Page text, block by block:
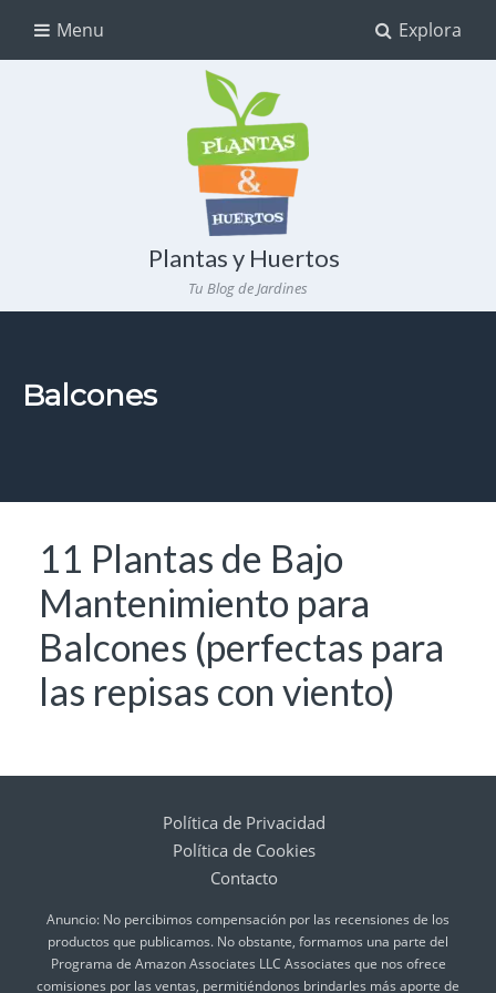
Explora
Menu
Plantas y Huertos
Tu Blog de Jardines
Balcones
11 Plantas de Bajo
Mantenimiento para
Balcones (perfectas para
las repisas con viento)
Política de Privacidad
Política de Cookies
Contacto
Anuncio: No percibimos compensación por las recensiones de los
productos que publicamos. No obstante, formamos una parte del
Programa de Amazon Associates LLC Associates que nos ofrece
comisiones por las ventas, permitiéndonos brindarles más aporte de